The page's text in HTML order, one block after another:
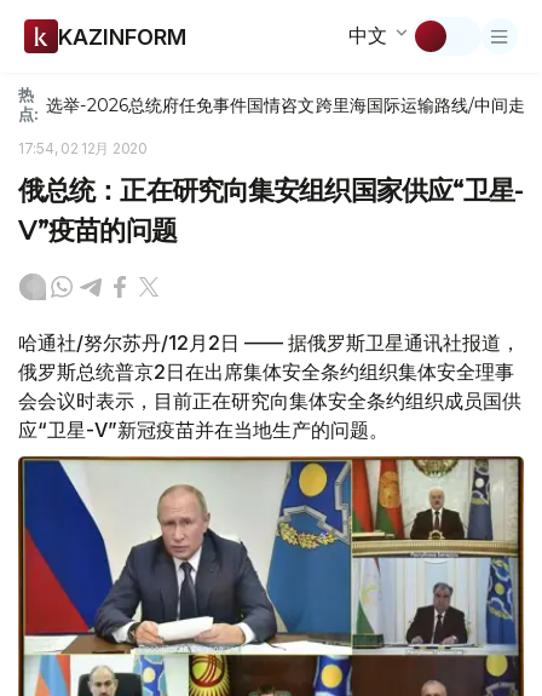
KAZINFORM 中文
热
点: 选举-2026总统府任免事件国情咨文跨里海国际运输路线/中间走廊
17:54, 02 12月 2020
俄总统：正在研究向集安组织国家供应“卫星-
V”疫苗的问题
哈通社/努尔苏丹/12月2日 —— 据俄罗斯卫星通讯社报道，
俄罗斯总统普京2日在出席集体安全条约组织集体安全理事
会会议时表示，目前正在研究向集体安全条约组织成员国供
应“卫星-V”新冠疫苗并在当地生产的问题。